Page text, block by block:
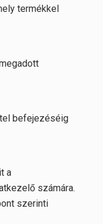
termékkel
befejezéséig
a
számára.
szerinti